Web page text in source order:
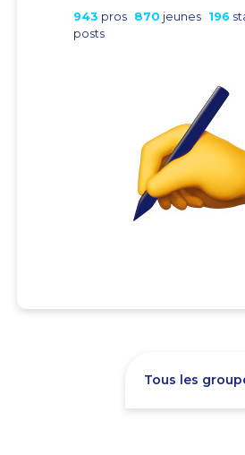
943 pros 870 jeunes 196
posts
Tous les